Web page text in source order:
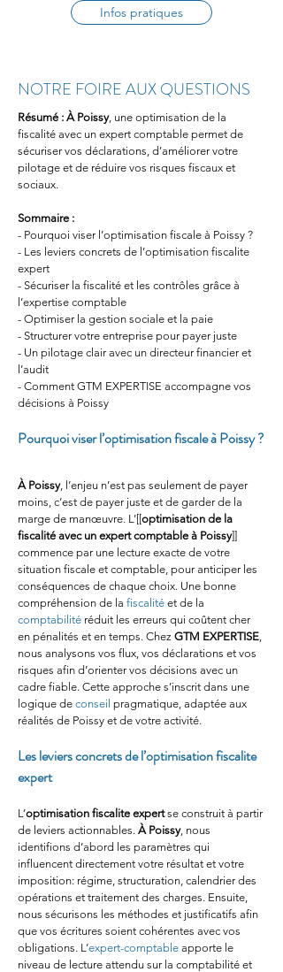
Infos pratiques
NOTRE FOIRE AUX QUESTIONS
Résumé : À Poissy, une optimisation de la
fiscalité avec un expert comptable permet de
sécuriser vos déclarations, d’améliorer votre
pilotage et de réduire vos risques fiscaux et
sociaux.
Sommaire :
- Pourquoi viser l’optimisation fiscale à Poissy ?
- Les leviers concrets de l’optimisation fiscalite
expert
- Sécuriser la fiscalité et les contrôles grâce à
l’expertise comptable
- Optimiser la gestion sociale et la paie
- Structurer votre entreprise pour payer juste
- Un pilotage clair avec un directeur financier et
l’audit
- Comment GTM EXPERTISE accompagne vos
décisions à Poissy
Pourquoi viser l’optimisation fiscale à Poissy ?
À Poissy, l’enjeu n’est pas seulement de payer
moins, c’est de payer juste et de garder de la
marge de manœuvre. L’[[optimisation de la
fiscalité avec un expert comptable à Poissy]]
commence par une lecture exacte de votre
situation fiscale et comptable, pour anticiper les
conséquences de chaque choix. Une bonne
compréhension de la fiscalité et de la
comptabilité réduit les erreurs qui coûtent cher
en pénalités et en temps. Chez GTM EXPERTISE,
nous analysons vos flux, vos déclarations et vos
risques afin d’orienter vos décisions avec un
cadre fiable. Cette approche s’inscrit dans une
logique de conseil pragmatique, adaptée aux
réalités de Poissy et de votre activité.
Les leviers concrets de l’optimisation fiscalite
expert
L’optimisation fiscalite expert se construit à partir
de leviers actionnables. À Poissy, nous
identifions d’abord les paramètres qui
influencent directement votre résultat et votre
imposition: régime, structuration, calendrier des
opérations et traitement des charges. Ensuite,
nous sécurisons les méthodes et justificatifs afin
que vos écritures soient cohérentes avec vos
obligations. L’expert-comptable apporte le
niveau de lecture attendu sur la comptabilité et